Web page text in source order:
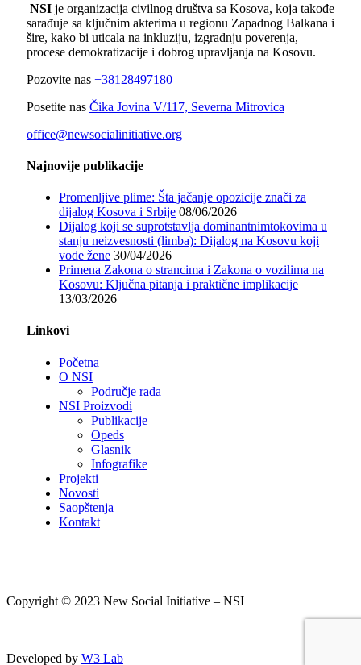
NSI je organizacija civilnog društva sa Kosova, koja takođe
sarađuje sa ključnim akterima u regionu Zapadnog Balkana i
šire, kako bi uticala na inkluziju, izgradnju poverenja,
procese demokratizacije i dobrog upravljanja na Kosovu.
Pozovite nas +38128497180
Posetite nas Čika Jovina V/117, Severna Mitrovica
office@newsocialinitiative.org
Najnovije publikacije
Promenljive plime: Šta jačanje opozicije znači za
dijalog Kosova i Srbije 08/06/2026
Dijalog koji se suprotstavlja dominantnimtokovima u
stanju neizvesnosti (limba): Dijalog na Kosovu koji
vode žene 30/04/2026
Primena Zakona o strancima i Zakona o vozilima na
Kosovu: Ključna pitanja i praktične implikacije
13/03/2026
Linkovi
Početna
O NSI
Područje rada
NSI Proizvodi
Publikacije
Opeds
Glasnik
Infografike
Projekti
Novosti
Saopštenja
Kontakt
Copyright © 2023 New Social Initiative – NSI
Developed by W3 Lab